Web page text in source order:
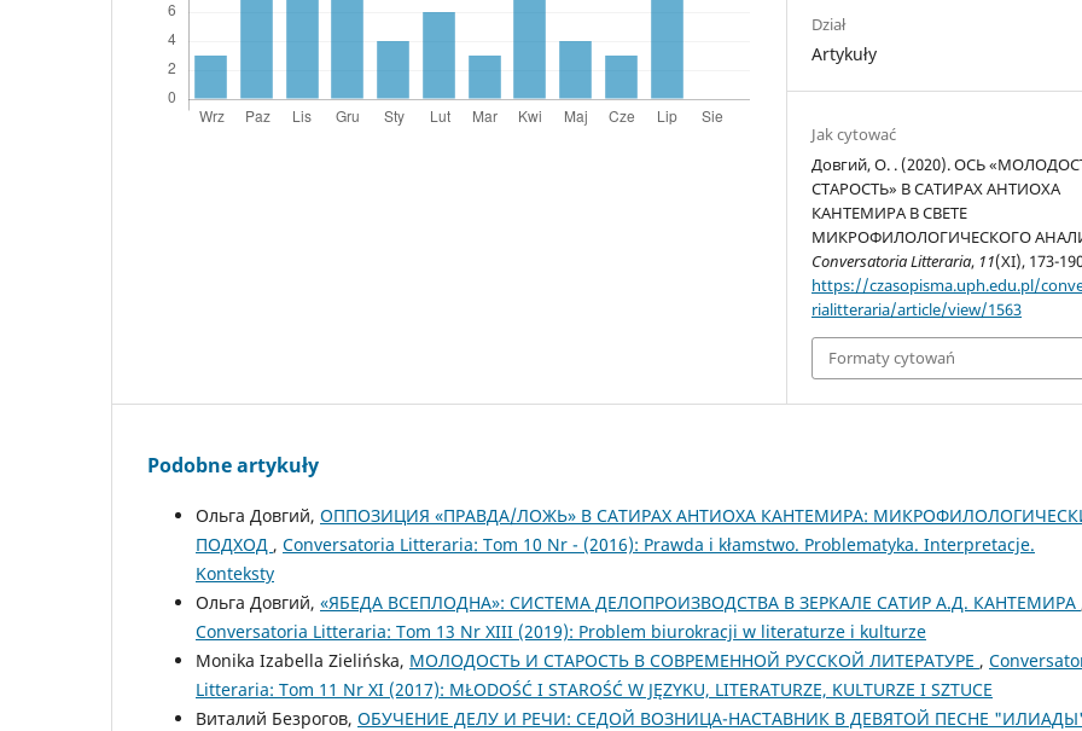
Dział
Artykuły
Jak cytować
Довгий, О. . (2020). ОСЬ
СТАРОСТЬ» В САТИРАХ АНТИОХА
КАНТЕМИРА В СВЕТЕ
МИКРОФИЛОЛОГИЧЕСКОГО
Conversatoria Litteraria, 11(XI), 173-
https://czasopisma.uph.edu.pl/
rialitteraria/article/view/1563
Formaty cytowań
Podobne artykuły
Ольга Довгий, ОППОЗИЦИЯ «ПРАВДА/ЛОЖЬ» В САТИРАХ АНТИОХА КАНТЕМИРА:
ПОДХОД , Conversatoria Litteraria: Tom 10 Nr - (2016): Prawda i kłamstwo. Problematyka. Interpretacje.
Konteksty
Ольга Довгий, «ЯБЕДА ВСЕПЛОДНА»: СИСТЕМА ДЕЛОПРОИЗВОДСТВА В ЗЕРКАЛЕ САТИР А.Д. КАНТЕМИРА
Conversatoria Litteraria: Tom 13 Nr XIII (2019): Problem biurokracji w literaturze i kulturze
Monika Izabella Zielińska, МОЛОДОСТЬ И СТАРОСТЬ В СОВРЕМЕННОЙ РУССКОЙ ЛИТЕРАТУРЕ ,
Litteraria: Tom 11 Nr XI (2017): MŁODOŚĆ I STAROŚĆ W JĘZYKU, LITERATURZE, KULTURZE I SZTUCE
Виталий Безрогов, ОБУЧЕНИЕ ДЕЛУ И РЕЧИ: СЕДОЙ ВОЗНИЦА-НАСТАВНИК В ДЕВЯТОЙ ПЕСНЕ